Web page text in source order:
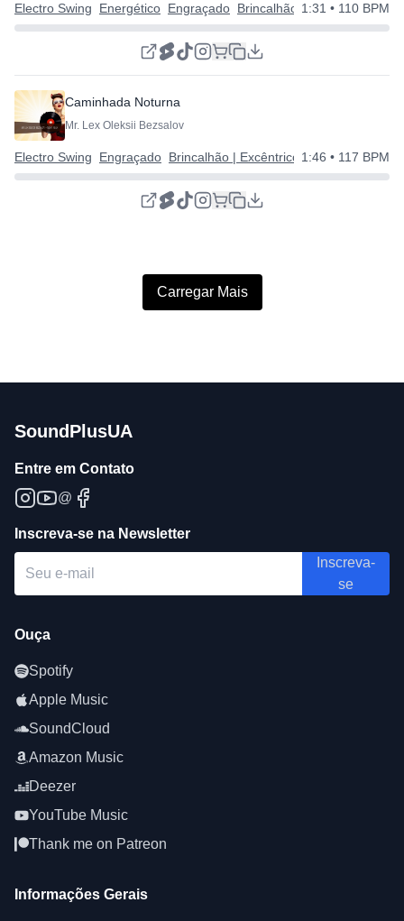
Electro Swing Energético Engraçado Brincalhão | Excêntrico |
1:31 • 110 BPM
Caminhada Noturna
Mr. Lex Oleksii Bezsalov
Electro Swing Engraçado Brincalhão | Excêntrico | Feliz
1:46 • 117 BPM
Carregar Mais
SoundPlusUA
Entre em Contato
@
Inscreva-se na Newsletter
Inscreva-
se
Ouça
Spotify
Apple Music
SoundCloud
Amazon Music
Deezer
YouTube Music
Thank me on Patreon
Informações Gerais